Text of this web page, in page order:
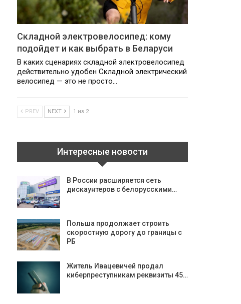
Складной электровелосипед: кому
подойдет и как выбрать в Беларуси
В каких сценариях складной электровелосипед
действительно удобен Складной электрический
велосипед — это не просто…
PREV NEXT 1 из 2
Интересные новости
В России расширяется сеть
дискаунтеров с белорусскими…
Польша продолжает строить
скоростную дорогу до границы с
РБ
Житель Ивацевичей продал
киберпреступникам реквизиты 45…